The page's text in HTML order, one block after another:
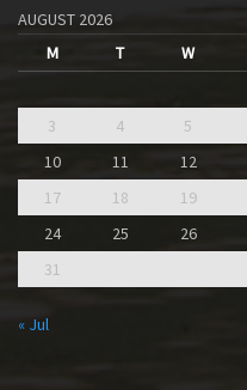
AUGUST 2026
M
T W
3
4 5
10
11 12
17
18 19
24
25 26
31
« Jul